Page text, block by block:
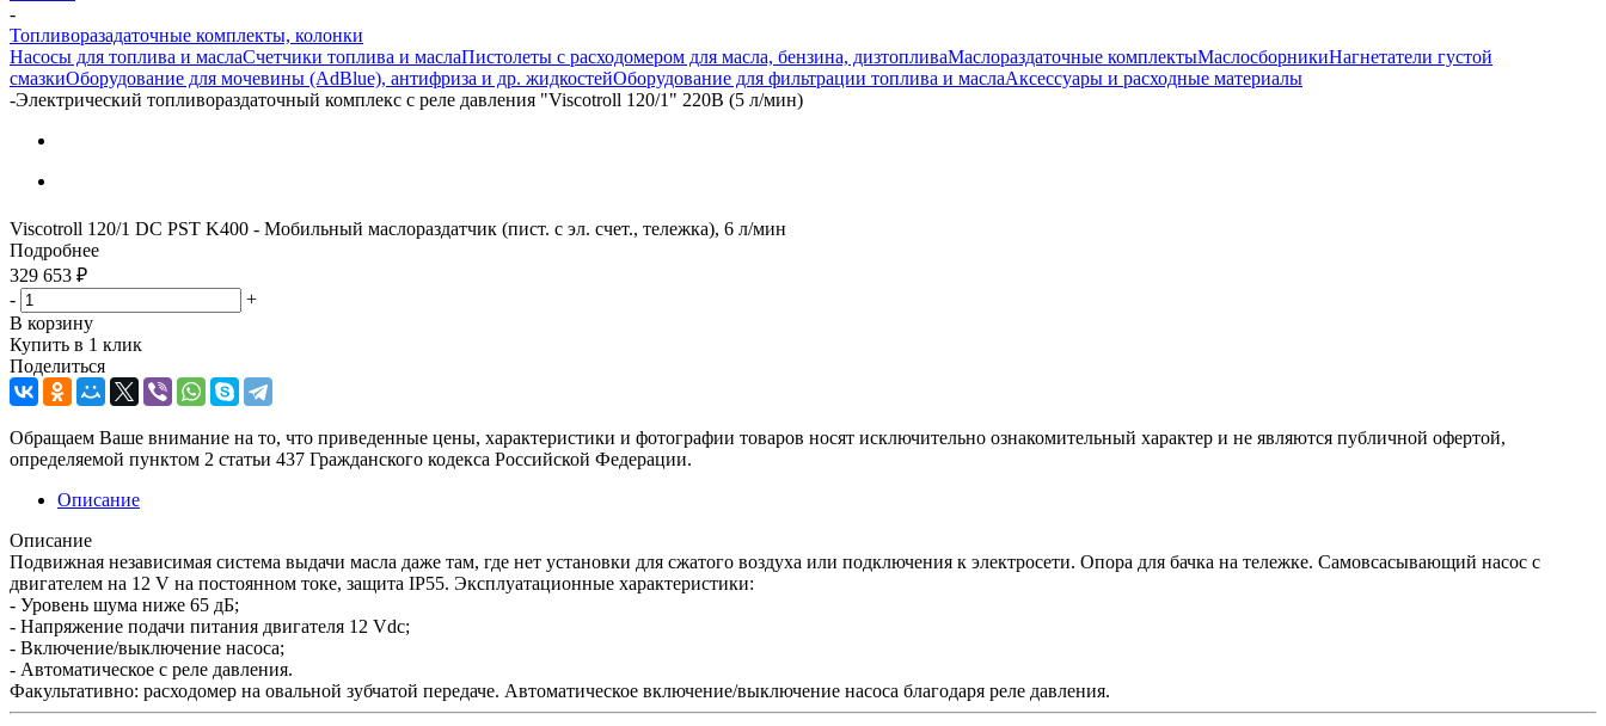
-
Топливоразадаточные комплекты, колонки
Насосы для топлива и маслаСчетчики топлива и маслаПистолеты с расходомером для масла, бензина, дизтопливаМаслораздаточные комплектыМаслосборникиНагнетатели густой
смазкиОборудование для мочевины (AdBlue), антифриза и др. жидкостейОборудование для фильтрации топлива и маслаАксессуары и расходные материалы
-Электрический топливораздаточный комплекс с реле давления "Viscotroll 120/1" 220В (5 л/мин)
Viscotroll 120/1 DC PST K400 - Мобильный маслораздатчик (пист. с эл. счет., тележка), 6 л/мин
Подробнее
329 653 ₽
-
+
В корзину
Купить в 1 клик
Поделиться
Обращаем Ваше внимание на то, что приведенные цены, характеристики и фотографии товаров носят исключительно ознакомительный характер и не являются публичной офертой,
определяемой пунктом 2 статьи 437 Гражданского кодекса Российской Федерации.
Описание
Описание
Подвижная независимая система выдачи масла даже там, где нет установки для сжатого воздуха или подключения к электросети. Опора для бачка на тележке. Самовсасывающий насос с
двигателем на 12 V на постоянном токе, защита IP55. Эксплуатационные характеристики:
- Уровень шума ниже 65 дБ;
- Напряжение подачи питания двигателя 12 Vdc;
- Включение/выключение насоса;
- Автоматическое с реле давления.
Факультативно: расходомер на овальной зубчатой передаче. Автоматическое включение/выключение насоса благодаря реле давления.